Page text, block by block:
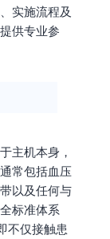
实施流程及
供专业参
主机本身，
常包括血压
以及任何与
标准体系
不仅接触患